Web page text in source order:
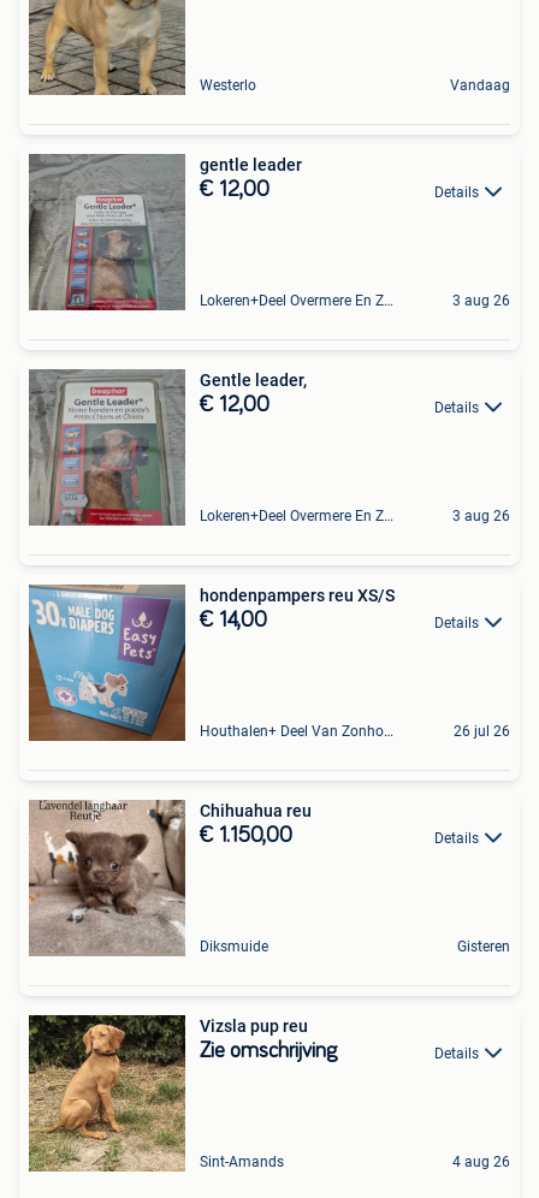
Westerlo Vandaag
gentle leader
€ 12,00 Details
Lokeren+Deel Overmere En Zele 3 aug 26
Gentle leader,
€ 12,00 Details
Lokeren+Deel Overmere En Zele 3 aug 26
hondenpampers reu XS/S
€ 14,00 Details
Houthalen+ Deel Van Zonhoven En Zolder 26 jul 26
Chihuahua reu
€ 1.150,00 Details
Diksmuide Gisteren
Vizsla pup reu
Zie omschrijving Details
Sint-Amands 4 aug 26